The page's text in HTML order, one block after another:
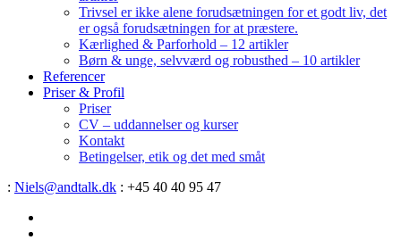
Trivsel er ikke alene forudsætningen for et godt liv, det
er også forudsætningen for at præstere.
Kærlighed & Parforhold – 12 artikler
Børn & unge, selvværd og robusthed – 10 artikler
Referencer
Priser & Profil
Priser
CV – uddannelser og kurser
Kontakt
Betingelser, etik og det med småt
: Niels@andtalk.dk : +45 40 40 95 47